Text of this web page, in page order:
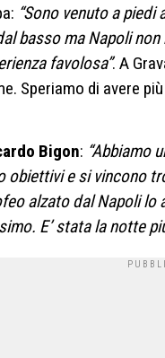
“Sono venuto a
basso ma Napoli
favolosa”. A
Speriamo di avere
Bigon: “Abbiamo
obiettivi e si vincono
alzato dal Napoli
E’ stata la notte